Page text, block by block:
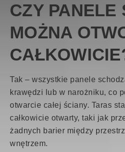
CZY PANELE
MOŻNA
Tak – wszystkie panele
krawędzi lub w narożniku, co
otwarcie całej ściany. Taras
całkowicie otwarty, taki jak
żadnych barier między
wnętrzem.